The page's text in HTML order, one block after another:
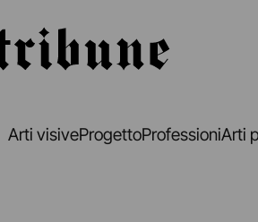
Arti visiveProgettoProfessioniArti